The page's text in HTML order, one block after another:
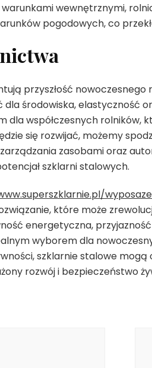
wewnętrznymi,
pogodowych, co
przyszłość
środowiska, elastyczność
dla współczesnych rolników,
się rozwijać, możemy
zasobami oraz
szklarni stalowych.
które może
energetyczna,
wyborem dla
szklarnie stalowe
rozwój i bezpieczeństwo